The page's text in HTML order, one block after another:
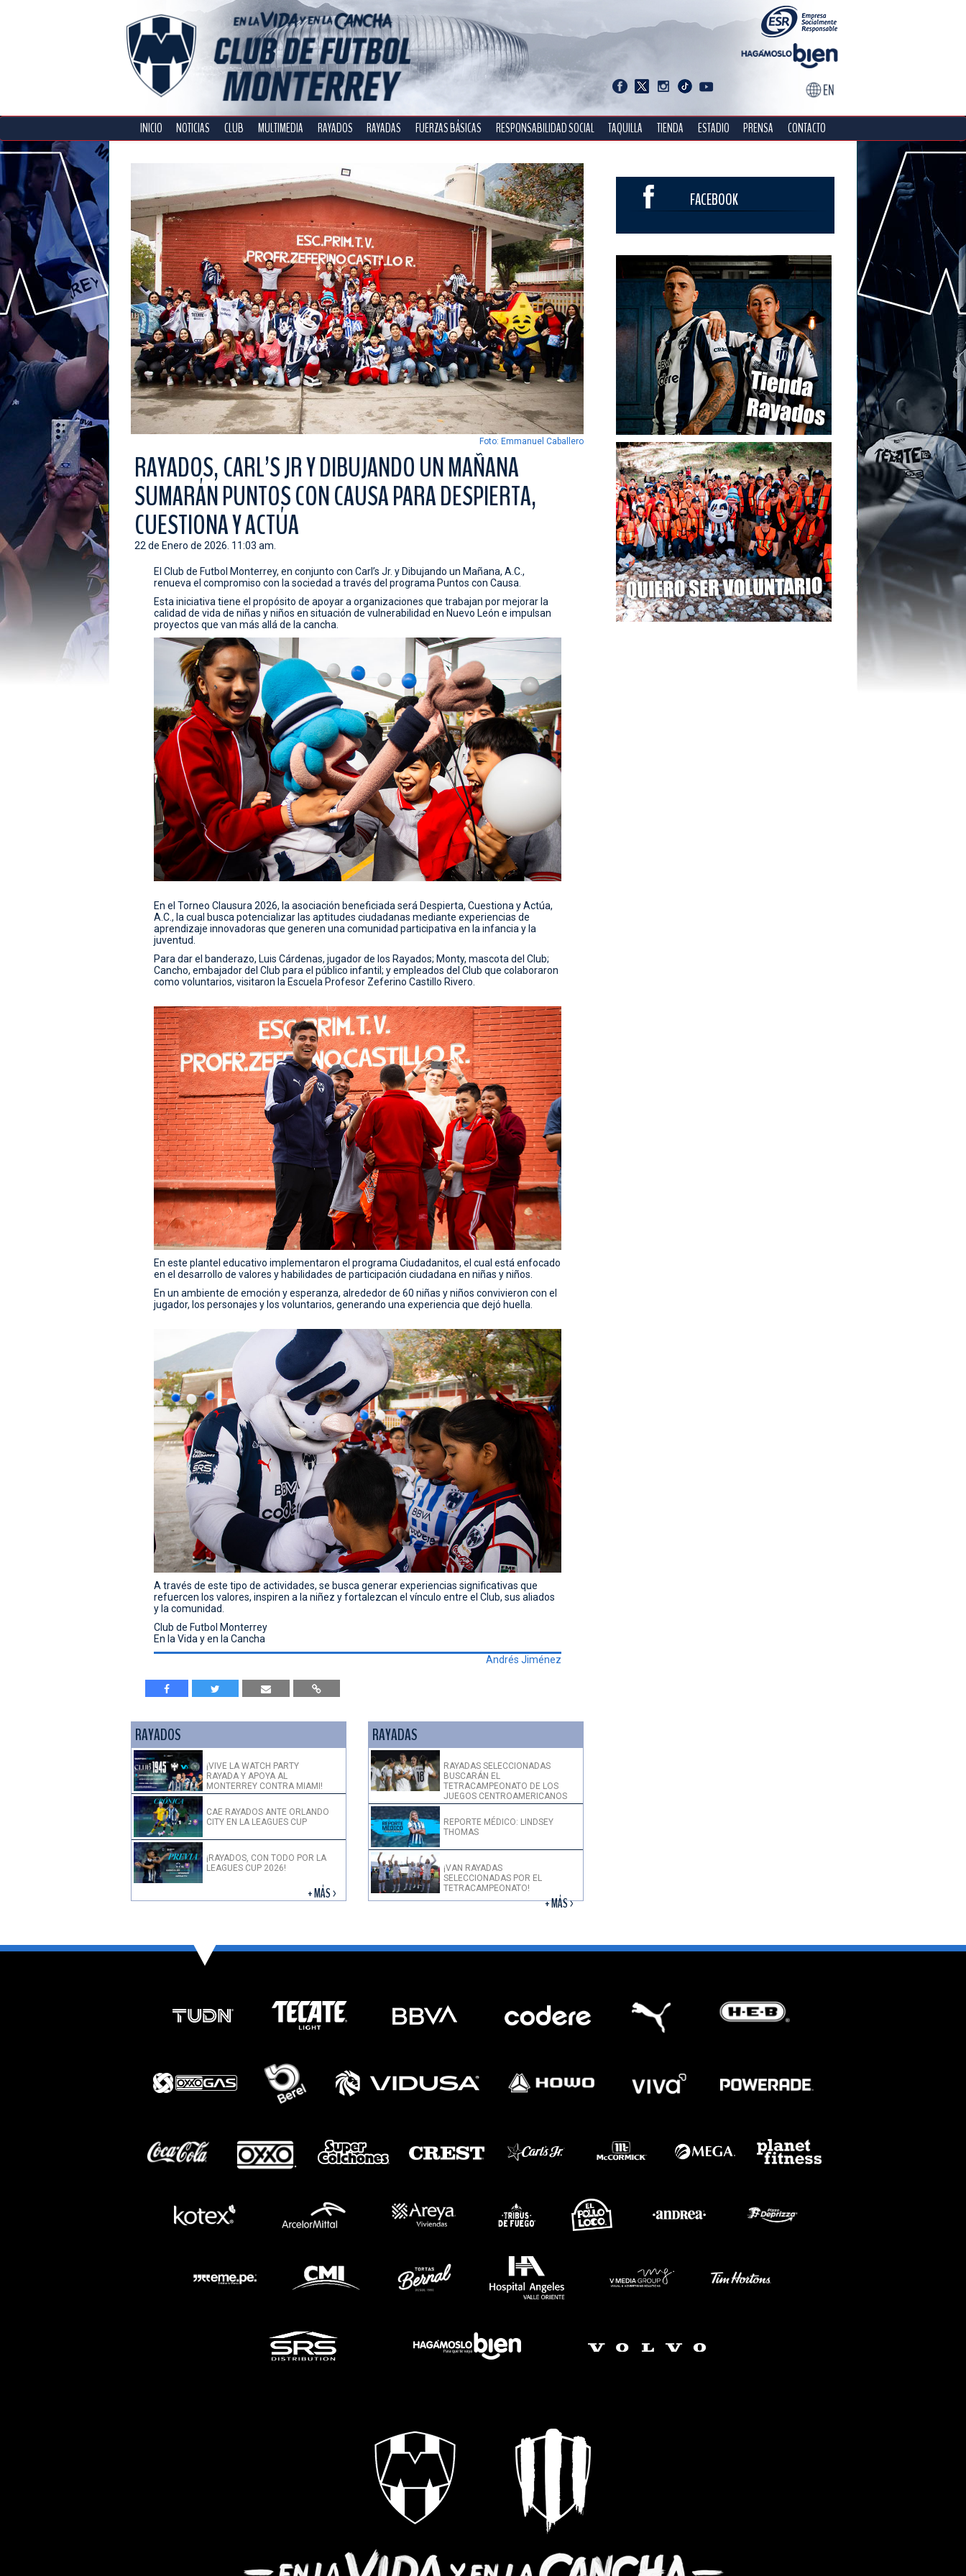
INICIO NOTICIAS CLUB MULTIMEDIA RAYADOS RAYADAS FUERZAS BÁSICAS RESPONSABILIDAD SOCIAL TAQUILLA TIENDA ESTADIO PRENSA CONTACTO
Foto: Emmanuel Caballero
RAYADOS, CARL’S JR Y DIBUJANDO UN MAÑANA
SUMARÁN PUNTOS CON CAUSA PARA DESPIERTA,
CUESTIONA Y ACTÚA
22 de Enero de 2026. 11:03 am.
El Club de Futbol Monterrey, en conjunto con Carl’s Jr. y Dibujando un Mañana, A.C.,
renueva el compromiso con la sociedad a través del programa Puntos con Causa.
Esta iniciativa tiene el propósito de apoyar a organizaciones que trabajan por mejorar la
calidad de vida de niñas y niños en situación de vulnerabilidad en Nuevo León e impulsan
proyectos que van más allá de la cancha.
En el Torneo Clausura 2026, la asociación beneficiada será Despierta, Cuestiona y Actúa,
A.C., la cual busca potencializar las aptitudes ciudadanas mediante experiencias de
aprendizaje innovadoras que generen una comunidad participativa en la infancia y la
juventud.
Para dar el banderazo, Luis Cárdenas, jugador de los Rayados; Monty, mascota del Club;
Cancho, embajador del Club para el público infantil; y empleados del Club que colaboraron
como voluntarios, visitaron la Escuela Profesor Zeferino Castillo Rivero.
En este plantel educativo implementaron el programa Ciudadanitos, el cual está enfocado
en el desarrollo de valores y habilidades de participación ciudadana en niñas y niños.
En un ambiente de emoción y esperanza, alrededor de 60 niñas y niños convivieron con el
jugador, los personajes y los voluntarios, generando una experiencia que dejó huella.
A través de este tipo de actividades, se busca generar experiencias significativas que
refuercen los valores, inspiren a la niñez y fortalezcan el vínculo entre el Club, sus aliados
y la comunidad.
Club de Futbol Monterrey
En la Vida y en la Cancha
Andrés Jiménez
RAYADOS
¡VIVE LA WATCH PARTY
RAYADA Y APOYA AL
MONTERREY CONTRA MIAMI!
CAE RAYADOS ANTE ORLANDO
CITY EN LA LEAGUES CUP
¡RAYADOS, CON TODO POR LA
LEAGUES CUP 2026!
+ MÁS >
RAYADAS
RAYADAS SELECCIONADAS
BUSCARÁN EL
TETRACAMPEONATO DE LOS
JUEGOS CENTROAMERICANOS
REPORTE MÉDICO: LINDSEY
THOMAS
¡VAN RAYADAS
SELECCIONADAS POR EL
TETRACAMPEONATO!
+ MÁS >
FACEBOOK